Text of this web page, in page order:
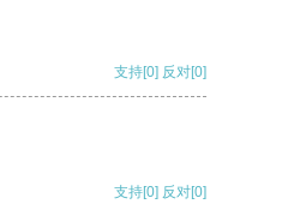
支持[0] 反对[0]
支持[0] 反对[0]